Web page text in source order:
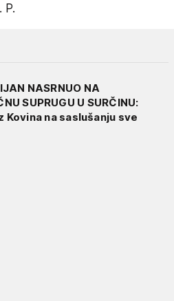
P.
NASRNUO NA
SUPRUGU U SURČINU:
Kovina na saslušanju sve